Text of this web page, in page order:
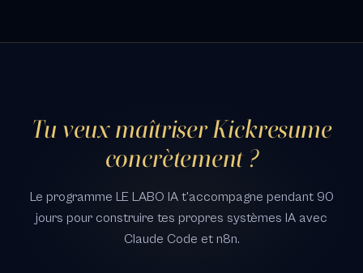
Tu veux maîtriser Kickresume
concrètement ?
Le programme LE LABO IA t'accompagne pendant 90
jours pour construire tes propres systèmes IA avec
Claude Code et n8n.